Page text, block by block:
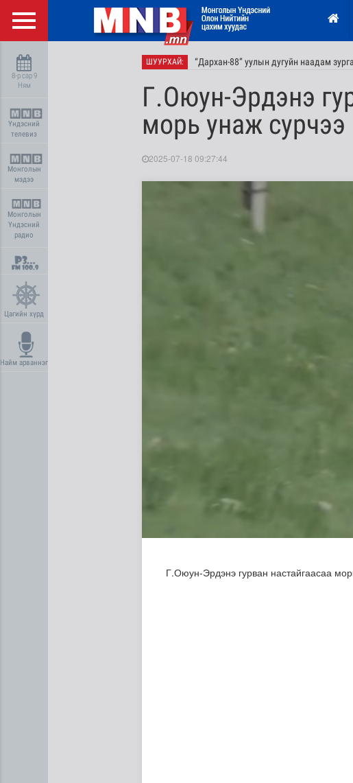
8-р сар 9
Ням
Үндэсний
телевиз
Монголын
мэдээ
Монголын
Үндэсний
радио
Цагийн хүрд
Найм арваннэг
ШУУРХАЙ: “Дархан-88” уулын дугуйн наадам
Г.Оюун-Эрдэнэ
морь унаж сурчээ
2025-07-18 09:27:44
Г.Оюун-Эрдэнэ гурван настайгаасаа